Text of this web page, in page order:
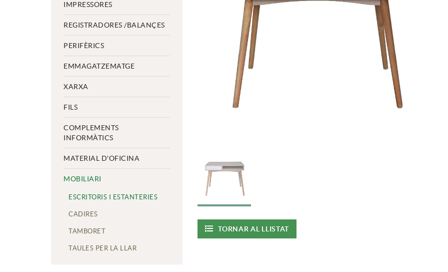
IMPRESSORES
REGISTRADORES /BALANÇES
PERIFÈRICS
EMMAGATZEMATGE
XARXA
FILS
COMPLEMENTS
INFORMÀTICS
MATERIAL D'OFICINA
MOBILIARI
ESCRITORIS I ESTANTERIES
CADIRES
TAMBORET
TAULES PER LA LLAR
TORNAR AL LLISTAT